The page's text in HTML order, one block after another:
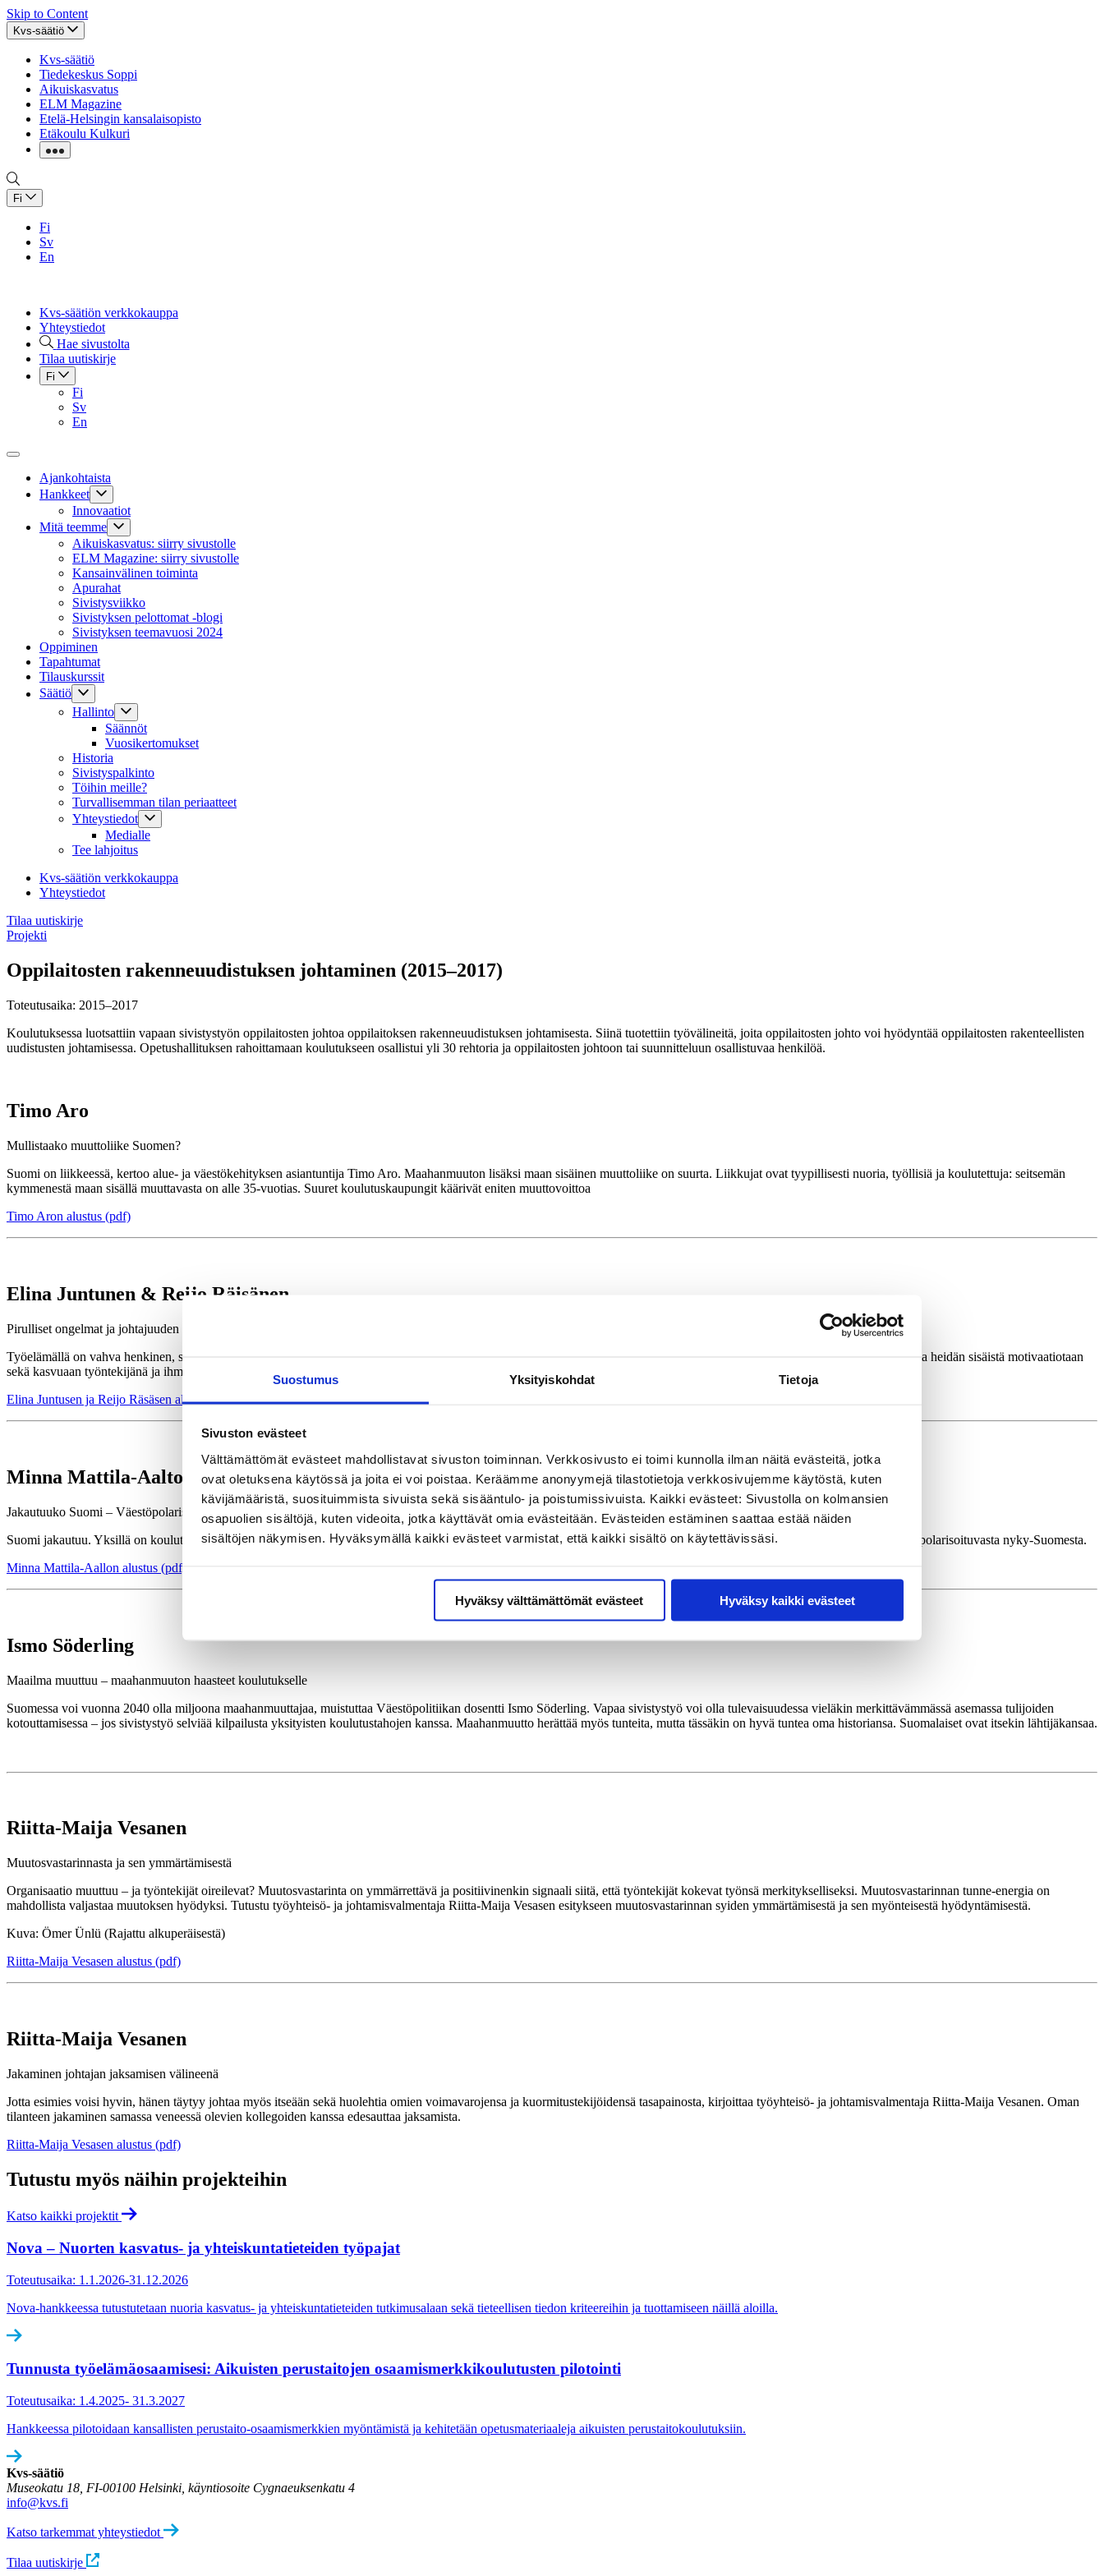
Suostumus Yksityiskohdat Tietoja
Sivuston evästeet
Välttämättömät evästeet mahdollistavat sivuston toiminnan. Verkkosivusto ei toimi kunnolla ilman näitä evästeitä, jotka
ovat oletuksena käytössä ja joita ei voi poistaa. Keräämme anonyymejä tilastotietoja verkkosivujemme käytöstä, kuten
kävijämääristä, suosituimmista sivuista sekä sisääntulo- ja poistumissivuista. Kaikki evästeet: Sivustolla on kolmansien
osapuolien sisältöjä, kuten videoita, jotka käyttävät omia evästeitään. Evästeiden estäminen saattaa estää näiden
sisältöjen näkymisen. Hyväksymällä kaikki evästeet varmistat, että kaikki sisältö on käytettävissäsi.
Hyväksy välttämättömät evästeet Hyväksy kaikki evästeet
Skip to Content
Kvs-säätiö
Kvs-säätiö
Tiedekeskus Soppi
Aikuiskasvatus
ELM Magazine
Etelä-Helsingin kansalaisopisto
Etäkoulu Kulkuri
Fi
Fi
Sv
En
Kvs-säätiön verkkokauppa
Yhteystiedot
Hae sivustolta
Tilaa uutiskirje
Fi
Fi
Sv
En
Ajankohtaista
Hankkeet
Innovaatiot
Mitä teemme
Aikuiskasvatus: siirry sivustolle
ELM Magazine: siirry sivustolle
Kansainvälinen toiminta
Apurahat
Sivistysviikko
Sivistyksen pelottomat -blogi
Sivistyksen teemavuosi 2024
Oppiminen
Tapahtumat
Tilauskurssit
Säätiö
Hallinto
Säännöt
Vuosikertomukset
Historia
Sivistyspalkinto
Töihin meille?
Turvallisemman tilan periaatteet
Yhteystiedot
Medialle
Tee lahjoitus
Kvs-säätiön verkkokauppa
Yhteystiedot
Tilaa uutiskirje
Projekti
Oppilaitosten rakenneuudistuksen johtaminen (2015–2017)
Toteutusaika: 2015–2017
Koulutuksessa luotsattiin vapaan sivistystyön oppilaitosten johtoa oppilaitoksen rakenneuudistuksen johtamisesta. Siinä tuotettiin työvälineitä, joita oppilaitosten johto voi hyödyntää oppilaitosten rakenteellisten
uudistusten johtamisessa. Opetushallituksen rahoittamaan koulutukseen osallistui yli 30 rehtoria ja oppilaitosten johtoon tai suunnitteluun osallistuvaa henkilöä.
Timo Aro
Mullistaako muuttoliike Suomen?
Suomi on liikkeessä, kertoo alue- ja väestökehityksen asiantuntija Timo Aro. Maahanmuuton lisäksi maan sisäinen muuttoliike on suurta. Liikkujat ovat tyypillisesti nuoria, työllisiä ja koulutettuja: seitsemän
kymmenestä maan sisällä muuttavasta on alle 35-vuotias. Suuret koulutuskaupungit käärivät eniten muuttovoittoa
Timo Aron alustus (pdf)
Elina Juntunen & Reijo Räisänen
Pirulliset ongelmat ja johtajuuden henki
Työelämällä on vahva henkinen, spirituaalinen ulottuvuus. Sen avulla ihminen rakentaa elämälleen merkitystä. Spirituaalisessa johtajuudessa johtaja palvelee alaisiaan ruokkimalla heidän sisäistä motivaatiotaan
sekä kasvuaan työntekijänä ja ihmisenä. Työyhteisövalmentajat Elina Juntunen ja Reijo Räisänen johdattavat spirituaalisen johtamisen peruskäsitteisiin.
Elina Juntusen ja Reijo Räsäsen alustus (pdf)
Minna Mattila-Aalto
Jakautuuko Suomi – Väestöpolarisaation vaikutukset koulutukseen?
Suomi jakautuu. Yksillä on koulutusta, terveyttä ja työtä, toisilla ei – ja huono-osaisuus kasautuu ja periytyy. Tutustu erikoistutkija Minna Mattila-Aallon taustoittavaan raporttiin polarisoituvasta nyky-Suomesta.
Minna Mattila-Aallon alustus (pdf)
Ismo Söderling
Maailma muuttuu – maahanmuuton haasteet koulutukselle
Suomessa voi vuonna 2040 olla miljoona maahanmuuttajaa, muistuttaa Väestöpolitiikan dosentti Ismo Söderling. Vapaa sivistystyö voi olla tulevaisuudessa vieläkin merkittävämmässä asemassa tulijoiden
kotouttamisessa – jos sivistystyö selviää kilpailusta yksityisten koulutustahojen kanssa. Maahanmuutto herättää myös tunteita, mutta tässäkin on hyvä tuntea oma historiansa. Suomalaiset ovat itsekin lähtijäkansaa.
Riitta-Maija Vesanen
Muutosvastarinnasta ja sen ymmärtämisestä
Organisaatio muuttuu – ja työntekijät oireilevat? Muutosvastarinta on ymmärrettävä ja positiivinenkin signaali siitä, että työntekijät kokevat työnsä merkitykselliseksi. Muutosvastarinnan tunne-energia on
mahdollista valjastaa muutoksen hyödyksi. Tutustu työyhteisö- ja johtamisvalmentaja Riitta-Maija Vesasen esitykseen muutosvastarinnan syiden ymmärtämisestä ja sen myönteisestä hyödyntämisestä.
Kuva: Ömer Ünlü (Rajattu alkuperäisestä)
Riitta-Maija Vesasen alustus (pdf)
Riitta-Maija Vesanen
Jakaminen johtajan jaksamisen välineenä
Jotta esimies voisi hyvin, hänen täytyy johtaa myös itseään sekä huolehtia omien voimavarojensa ja kuormitustekijöidensä tasapainosta, kirjoittaa työyhteisö- ja johtamisvalmentaja Riitta-Maija Vesanen. Oman
tilanteen jakaminen samassa veneessä olevien kollegoiden kanssa edesauttaa jaksamista.
Riitta-Maija Vesasen alustus (pdf)
Tutustu myös näihin projekteihin
Katso kaikki projektit
Nova – Nuorten kasvatus- ja yhteiskuntatieteiden työpajat
Toteutusaika: 1.1.2026-31.12.2026
Nova-hankkeessa tutustutetaan nuoria kasvatus- ja yhteiskuntatieteiden tutkimusalaan sekä tieteellisen tiedon kriteereihin ja tuottamiseen näillä aloilla.
Tunnusta työelämäosaamisesi: Aikuisten perustaitojen osaamismerkkikoulutus­ten pilotointi
Toteutusaika: 1.4.2025- 31.3.2027
Hankkeessa pilotoidaan kansallisten perustaito-osaamismerkkien myöntämistä ja kehitetään opetusmateriaaleja aikuisten perustaitokoulutuksiin.
Kvs-säätiö
Museokatu 18, FI-00100 Helsinki, käyntiosoite Cygnaeuksenkatu 4
info@kvs.fi
Katso tarkemmat yhteystiedot
Tilaa uutiskirje